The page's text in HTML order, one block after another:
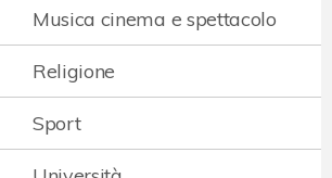
Musica cinema e spettacolo
Religione
Sport